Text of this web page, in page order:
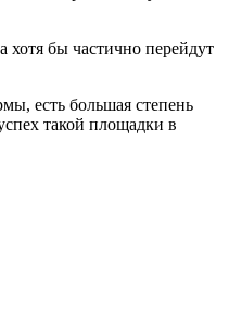
хотя бы частично перейдут
есть большая степень
такой площадки в